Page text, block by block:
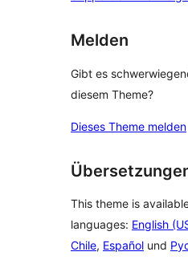
Melden
Gibt es
diesem Theme?
Dieses Theme melden
This theme is
languages: English
Chile, Español und